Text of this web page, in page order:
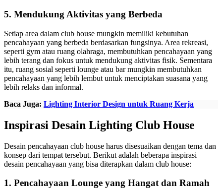
5. Mendukung Aktivitas yang Berbeda
Setiap area dalam club house mungkin memiliki kebutuhan
pencahayaan yang berbeda berdasarkan fungsinya. Area rekreasi,
seperti gym atau ruang olahraga, membutuhkan pencahayaan yang
lebih terang dan fokus untuk mendukung aktivitas fisik. Sementara
itu, ruang sosial seperti lounge atau bar mungkin membutuhkan
pencahayaan yang lebih lembut untuk menciptakan suasana yang
lebih relaks dan informal.
Baca Juga: Lighting Interior Design untuk Ruang Kerja
Inspirasi Desain Lighting Club House
Desain pencahayaan club house harus disesuaikan dengan tema dan
konsep dari tempat tersebut. Berikut adalah beberapa inspirasi
desain pencahayaan yang bisa diterapkan dalam club house:
1. Pencahayaan Lounge yang Hangat dan Ramah